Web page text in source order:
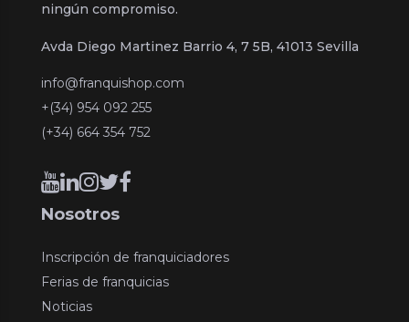
ningún compromiso.
Avda Diego Martinez Barrio 4, 7 5B, 41013 Sevilla
info@franquishop.com
+(34) 954 092 255
(+34) 664 354 752
Nosotros
Inscripción de franquiciadores
Ferias de franquicias
Noticias